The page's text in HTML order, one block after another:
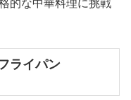
的な中華料理に挑戦
ライパン